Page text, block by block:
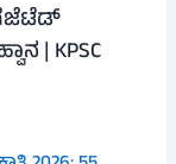
ಗೆಜೆಟೆಡ್
| KPSC